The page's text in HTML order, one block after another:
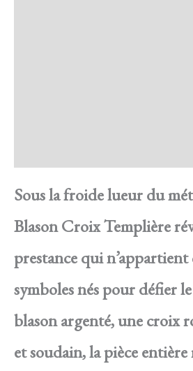
Sous la froide lueur du
Blason Croix Templière
prestance qui n’appartient
symboles nés pour défier
blason argenté, une croix
et soudain, la pièce entière